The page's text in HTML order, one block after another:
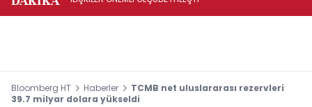
Bloomberg HT Haberler
TCMB net uluslararası rezervleri
39.7 milyar dolara yükseldi